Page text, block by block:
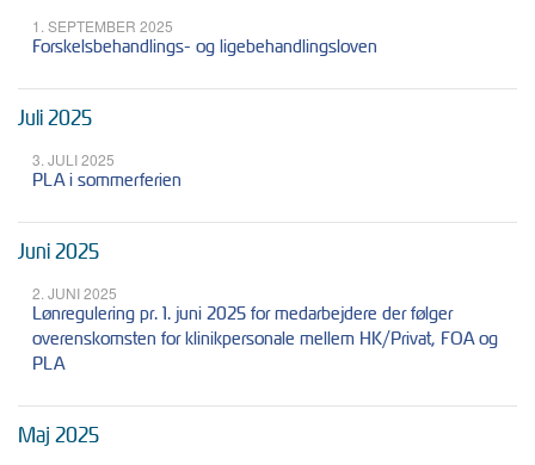
1. SEPTEMBER 2025
Forskelsbehandlings- og ligebehandlingsloven
Juli 2025
3. JULI 2025
PLA i sommerferien
Juni 2025
2. JUNI 2025
Lønregulering pr. 1. juni 2025 for medarbejdere der følger
overenskomsten for klinikpersonale mellem HK/Privat, FOA og
PLA
Maj 2025